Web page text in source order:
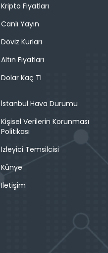
Kripto Fiyatları
Canlı Yayın
Döviz Kurları
Altın Fiyatları
Dolar Kaç Tl
İstanbul Hava Durumu
Kişisel Verilerin Korunması
Politikası
İzleyici Temsilcisi
Künye
İletişim